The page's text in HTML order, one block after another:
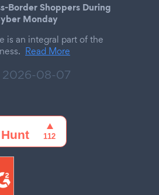
Border Shoppers During
Monday
is an integral part of the
Read More
2026-08-07